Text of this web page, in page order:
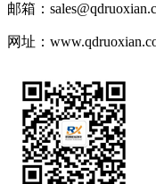
邮箱：
网址：